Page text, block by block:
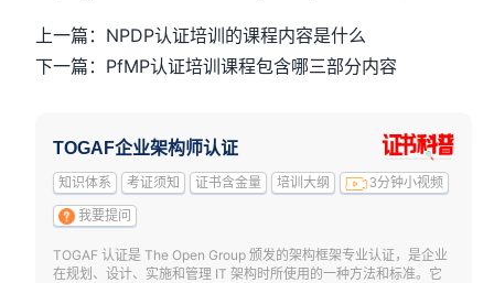
上一篇：NPDP认证培训的课程内容是什么
下一篇：PfMP认证培训课程包含哪三部分内容
TOGAF企业架构师认证
知识体系 考证须知 证书含金量 培训大纲 3分钟小视频
我要提问
TOGAF 认证是 The Open Group 颁发的架构框架专业认证，是企业
在规划、设计、实施和管理 IT 架构时所使用的一种方法和标准。它